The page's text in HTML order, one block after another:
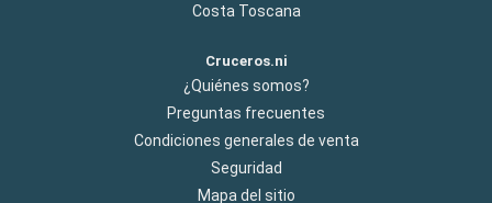
Costa Toscana
Cruceros.ni
¿Quiénes somos?
Preguntas frecuentes
Condiciones generales de venta
Seguridad
Mapa del sitio